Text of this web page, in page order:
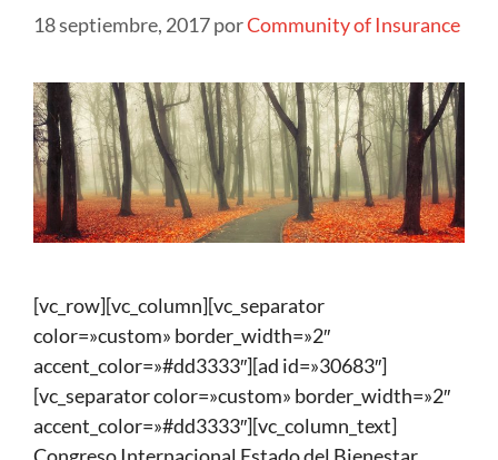
18 septiembre, 2017porCommunity of Insurance
[vc_row][vc_column][vc_separator
color=»custom» border_width=»2″
accent_color=»#dd3333″][ad id=»30683″]
[vc_separator color=»custom» border_width=»2″
accent_color=»#dd3333″][vc_column_text]